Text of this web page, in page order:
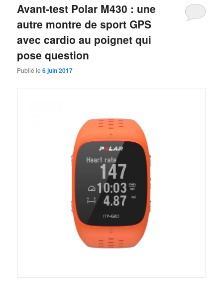
Avant-test Polar M430 : une
autre montre de sport GPS
avec cardio au poignet qui
pose question
Publié le6 juin 2017